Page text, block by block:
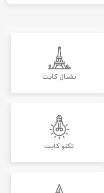
نشنال کایت
تکنو کایت